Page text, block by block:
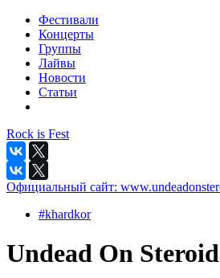
Фестивали
Концерты
Группы
Лайвы
Новости
Статьи
Rock is Fest
Официальный сайт:
#khardkor
Undead On